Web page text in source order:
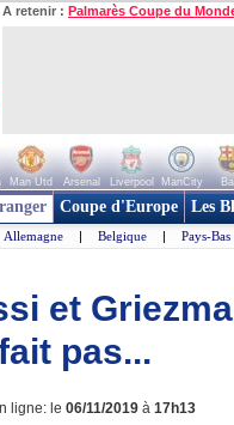
A retenir : Palmarès Coupe du
Man Utd Arsenal Liverpool ManCity
Coupe d'Europe Les
Allemagne | Belgique | Pays-Bas
et
pas...
ligne: le 06/11/2019 à 17h13